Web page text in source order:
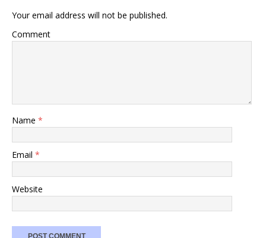
Your email address will not be published.
Comment
Name *
Email *
Website